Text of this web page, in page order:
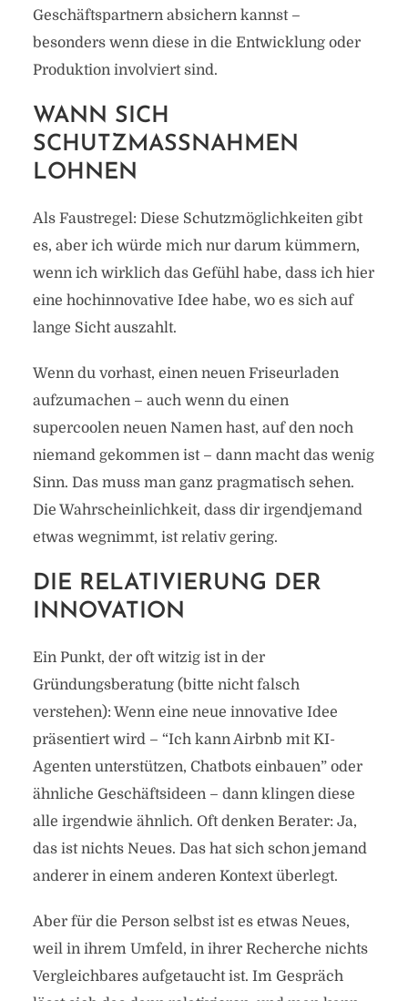
Geschäftspartnern absichern kannst –
besonders wenn diese in die Entwicklung oder
Produktion involviert sind.
WANN SICH
SCHUTZMASSNAHMEN L
OHNEN
Als Faustregel: Diese Schutzmöglichkeiten gibt
es, aber ich würde mich nur darum kümmern,
wenn ich wirklich das Gefühl habe, dass ich hier
eine hochinnovative Idee habe, wo es sich auf
lange Sicht auszahlt.
Wenn du vorhast, einen neuen Friseurladen
aufzumachen – auch wenn du einen
supercoolen neuen Namen hast, auf den noch
niemand gekommen ist – dann macht das wenig
Sinn. Das muss man ganz pragmatisch sehen.
Die Wahrscheinlichkeit, dass dir irgendjemand
etwas wegnimmt, ist relativ gering.
DIE RELATIVIERUNG DER
INNOVATION
Ein Punkt, der oft witzig ist in der
Gründungsberatung (bitte nicht falsch
verstehen): Wenn eine neue innovative Idee
präsentiert wird – “Ich kann Airbnb mit KI-
Agenten unterstützen, Chatbots einbauen” oder
ähnliche Geschäftsideen – dann klingen diese
alle irgendwie ähnlich. Oft denken Berater: Ja,
das ist nichts Neues. Das hat sich schon jemand
anderer in einem anderen Kontext überlegt.
Aber für die Person selbst ist es etwas Neues,
weil in ihrem Umfeld, in ihrer Recherche nichts
Vergleichbares aufgetaucht ist. Im Gespräch